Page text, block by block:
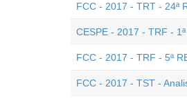
FCC - 2017 - TRT - 24ª
CESPE - 2017 - TRF -
FCC - 2017 - TRF - 5ª
FCC - 2017 - TST -